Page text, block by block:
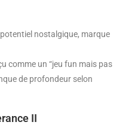
nostalgique, marque
comme un “jeu fun mais pas
de profondeur selon
II